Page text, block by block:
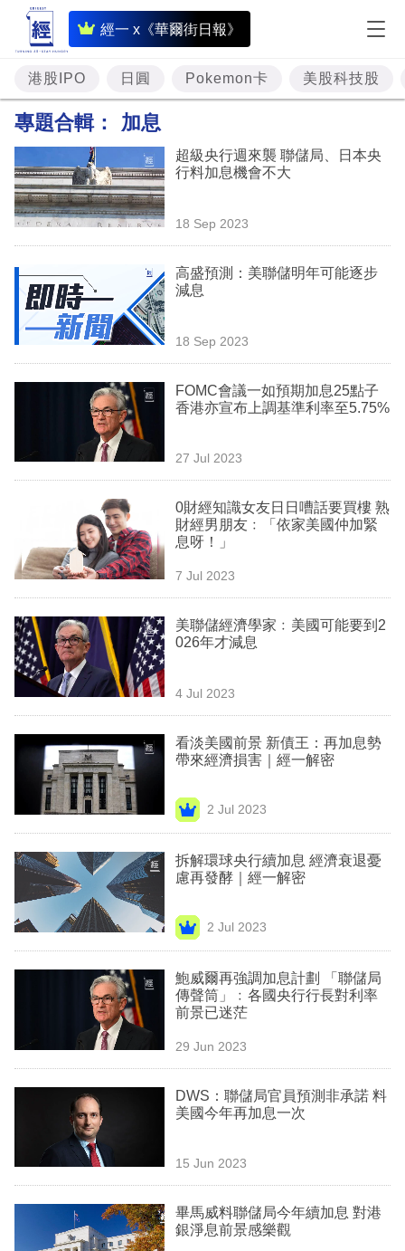
經一 x《華爾街日報》
即
時
財
經
題
投
資
理
商
業
科
技
職
場
生
時
事
欄
訂
閱
區
港股IPO 日圓 Pokemon卡 美股科技股
專題合輯： 加息
超級央行週來襲 聯儲局、日本央
行料加息機會不大
18 Sep 2023
高盛預測：美聯儲明年可能逐步
減息
18 Sep 2023
FOMC會議一如預期加息25點子
香港亦宣布上調基準利率至5.75%
27 Jul 2023
0財經知識女友日日嘈話要買樓 熟
財經男朋友﹕「依家美國仲加緊
息呀！」
7 Jul 2023
美聯儲經濟學家﹕美國可能要到2
026年才減息
4 Jul 2023
看淡美國前景 新債王：再加息勢
帶來經濟損害｜經一解密
2 Jul 2023
拆解環球央行續加息 經濟衰退憂
慮再發酵｜經一解密
2 Jul 2023
鮑威爾再強調加息計劃 「聯儲局
傳聲筒」﹕各國央行行長對利率
前景已迷茫
29 Jun 2023
DWS：聯儲局官員預測非承諾 料
美國今年再加息一次
15 Jun 2023
畢馬威料聯儲局今年續加息 對港
銀淨息前景感樂觀